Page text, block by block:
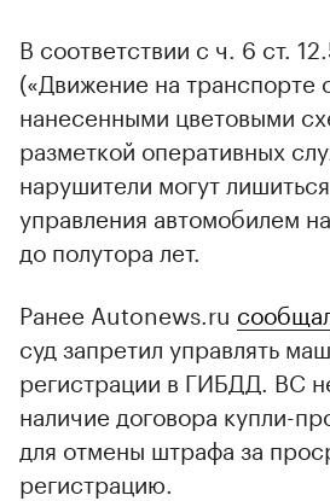
В соответствии с ч. 6 ст.
(«Движение на транспорте
нанесенными цветовыми
разметкой оперативных
нарушители могут
управления автомобилем
до полутора лет.
Ранее Autonews.ru
суд запретил управлять
регистрации в ГИБДД. ВС
наличие договора купли-
для отмены штрафа за
регистрацию.